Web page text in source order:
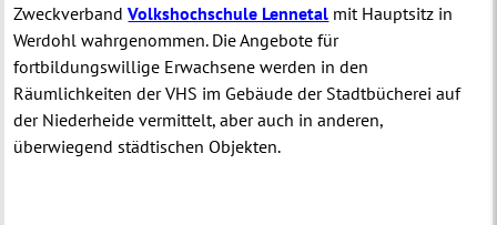
ZweckverbandVolkshochschule Lennetal mit Hauptsitz in
Werdohl wahrgenommen. Die Angebote für
fortbildungswillige Erwachsene werden in den
Räumlichkeiten der VHS im Gebäude der Stadtbücherei auf
der Niederheide vermittelt, aber auch in anderen,
überwiegend städtischen Objekten.